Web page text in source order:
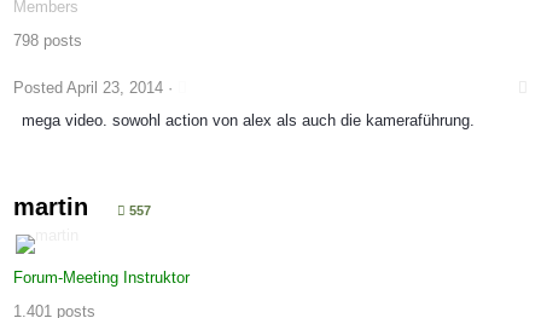
Members
798 posts
Posted April 23, 2014 ·
mega video. sowohl action von alex als auch die kameraführung.
martin 557
Forum-Meeting Instruktor
1.401 posts